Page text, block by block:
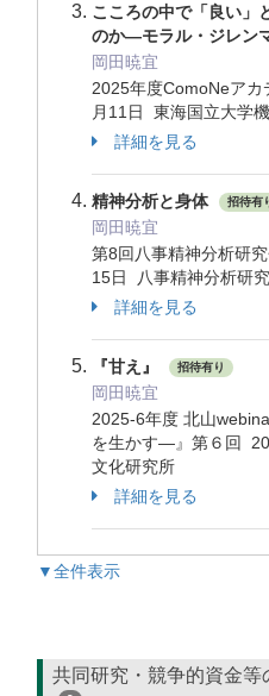
こころの中で「良い」
のか―モラル・ジレン
岡田暁宜
2025年度ComoNeア
月11日 東海国立大学
詳細を見る
精神分析と身体 招待有
岡田暁宜
第8回八事精神分析研
15日 八事精神分析研
詳細を見る
『甘え』 招待有り
岡田暁宜
2025-6年度 北山
を生かす―』第６回
文化研究所
詳細を見る
▼全件表示
共同研究・競争的資金等